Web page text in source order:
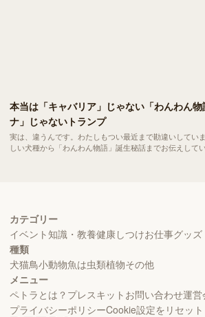
本当は「キャバリア」じゃない「わんわん
ナ」じゃないトランプ
実は、違うんです。わたしもつい最近まで勘違いしてい
しい犬種から「わんわん物語」誕生秘話までお伝えして
カテゴリー
イベント知識・教養健康しつけお仕事グッズ
種類
犬猫鳥小動物魚は虫類植物その他
メニュー
ペトラとは？ プレスキット お問い合わせ運営
プライバシーポリシーCookie設定をリセット